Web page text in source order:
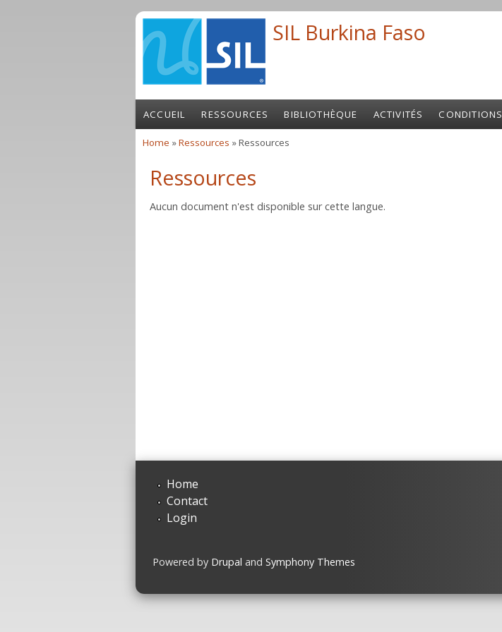
SIL Burkina Faso
ACCUEIL RESSOURCES BIBLIOTHÈQUE ACTIVITÉS CONDITIONS
Home »Ressources » Ressources
Ressources
Aucun document n'est disponible sur cette langue.
Home
Contact
Login
Powered by Drupal and Symphony Themes